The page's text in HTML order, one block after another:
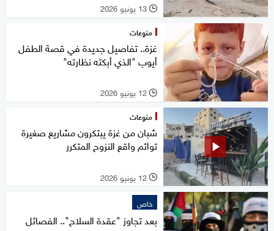
l 13 يونيو 2026
منوعات
غزة.. تفاصيل جديدة في قصة الطفل
أيوب "الذي أبكته نظارته"
l 12 يونيو 2026
منوعات
شبان من غزة يبتكرون مشاريع صغيرة
توائم واقع النزوح المتكرر
l 12 يونيو 2026
خاص
بعد تجاوز "عقدة السلاح".. الفصائل